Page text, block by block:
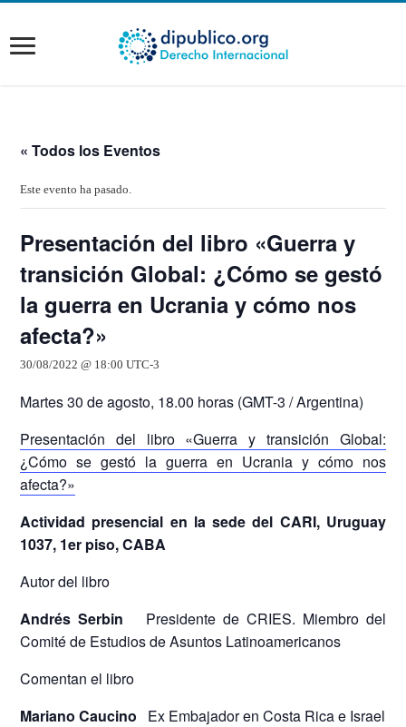
« Todos los Eventos
Este evento ha pasado.
Presentación del libro «Guerra y
transición Global: ¿Cómo se gestó
la guerra en Ucrania y cómo nos
afecta?»
30/08/2022 @ 18:00 UTC-3
Martes 30 de agosto, 18.00 horas (GMT-3 / Argentina)
Presentación del libro «Guerra y transición Global:
¿Cómo se gestó la guerra en Ucrania y cómo nos
afecta?»
Actividad presencial en la sede del CARI, Uruguay
1037, 1er piso, CABA
Autor del libro
Andrés Serbin Presidente de CRIES. Miembro del
Comité de Estudios de Asuntos Latinoamericanos
Comentan el libro
Mariano Caucino Ex Embajador en Costa Rica e Israel